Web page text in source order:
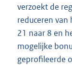
verzoekt de
reduceren
21 naar 8 en
mogelijke
geprofileerde